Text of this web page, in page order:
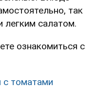
так
салатом.
ознакомиться с
томатами